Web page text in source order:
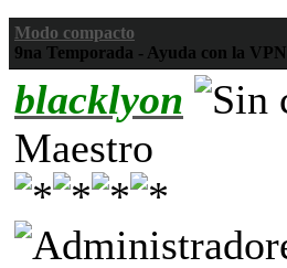
Modo compacto
9na Temporada - Ayuda con la VPN
blacklyon
Maestro